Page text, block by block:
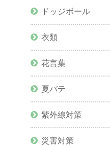
ドッジボール
衣類
花言葉
夏バテ
紫外線対策
災害対策